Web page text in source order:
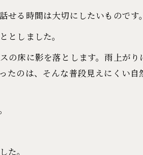
る時間は大切にしたいものです。
しました。
床に影を落とします。雨上が
のは、そんな普段見えにくい
た。